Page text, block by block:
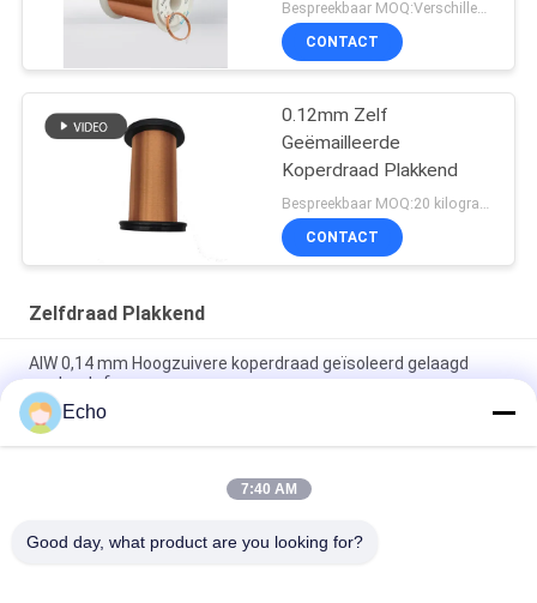
CONTACT
0.12mm Zelf
Geëmailleerde
Koperdraad Plakkend
CONTACT
Zelfdraad Plakkend
AIW 0,14 mm Hoogzuivere koperdraad geïsoleerd gelaagd
vaste stof
AIW220 0,14 mm koperdraad met warm windglazuur voor
elektrische apparatuur
Gauge 35 AWG Emailleed koperdraad zelfklevend
Echo
7:40 AM
Good day, what product are you looking for?